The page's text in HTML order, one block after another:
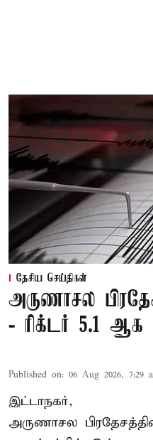
தேசிய செய்திகள்
அருணாசல
- ரிக்டர் 5.1 ஆக
Published on: 06 Aug 2026, 7:29
இட்டாநகர்,
அருணாசல